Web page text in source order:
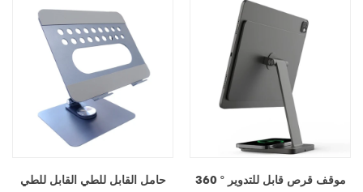
من 10-17 "أجهزة الكمبيوتر
المحمولة ، MacBook - مصنع
OEM
، الصين
حامل القابل للطي القابل للطي
360 ° موقف قرص قابل للتدوير